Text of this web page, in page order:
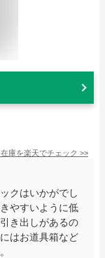
庫を楽天でチェック >>
クはいかがでし
やすいように低
き出しがあるの
はお道具箱など